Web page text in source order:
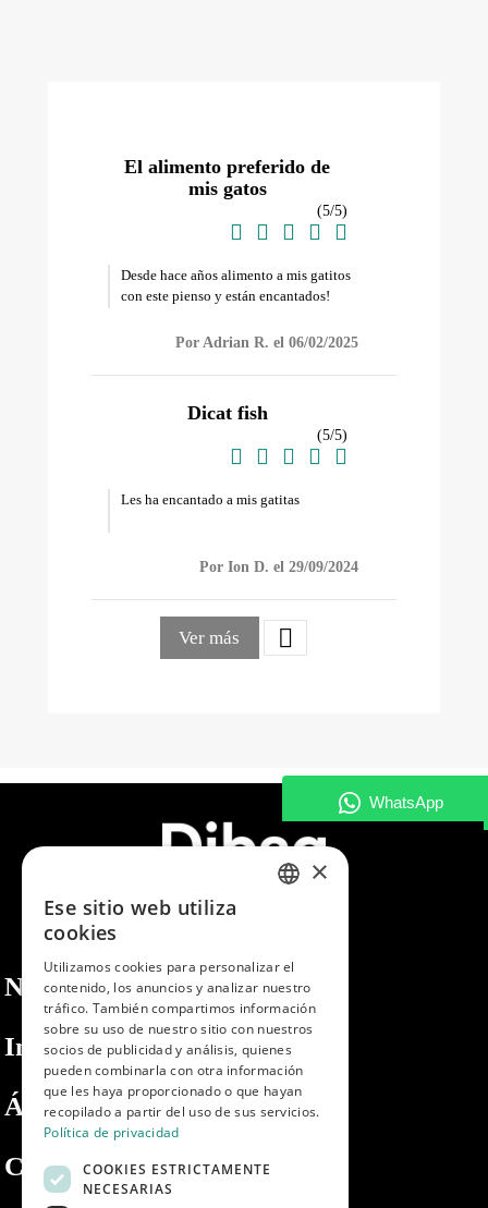
El alimento preferido de
mis gatos
(5/5)
    
Desde hace años alimento a mis gatitos
con este pienso y están encantados!
Por Adrian R. el 06/02/2025
Dicat fish
(5/5)
    
Les ha encantado a mis gatitas
Por Ion D. el 29/09/2024
Ver más 
Nosotros
Información
Área privada
Contacto
PORTUGUESE
×
Ese sitio web utiliza
cookies
Utilizamos cookies para personalizar el
contenido, los anuncios y analizar nuestro
tráfico. También compartimos información
sobre su uso de nuestro sitio con nuestros
socios de publicidad y análisis, quienes
pueden combinarla con otra información
que les haya proporcionado o que hayan
recopilado a partir del uso de sus servicios.
Política de privacidad
COOKIES ESTRICTAMENTE
NECESARIAS